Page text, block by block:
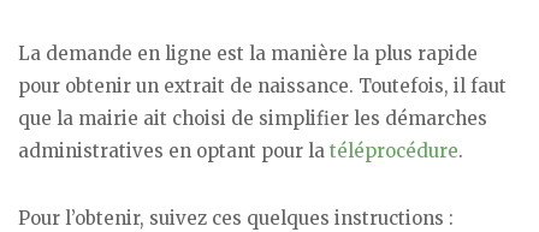
La demande en ligne est la manière la plus rapide
pour obtenir un extrait de naissance. Toutefois, il faut
que la mairie ait choisi de simplifier les démarches
administratives en optant pour la téléprocédure.
Pour l’obtenir, suivez ces quelques instructions :